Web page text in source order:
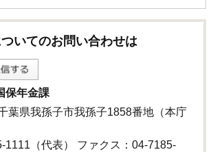
いてのお問い合わせは
年金課
県我孫子市我孫子1858番地（本庁
1111（代表） ファクス：04-7185-